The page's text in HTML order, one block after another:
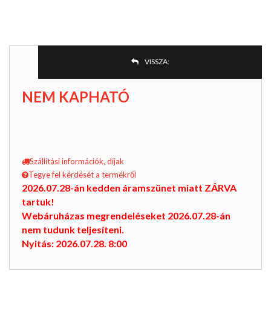
VISSZA:
NEM KAPHATÓ
Szállítási információk, díjak
Tegye fel kérdését a termékről
2026.07.28-án kedden áramszünet miatt ZÁRVA
tartuk!
Webáruházas megrendeléseket 2026.07.28-án
nem tudunk teljesíteni.
Nyitás: 2026.07.28. 8:00